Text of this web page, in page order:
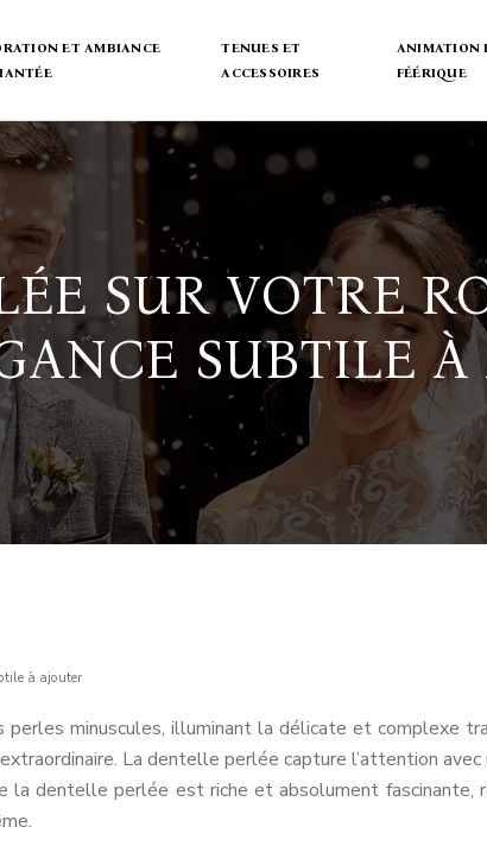
ET AMBIANCE
TENUES ET
ACCESSOIRES
ANIMATION
FÉÉRIQUE
SUR VOTRE
SUBTILE
à ajouter
perles minuscules, illuminant la délicate et complexe
La dentelle perlée capture l’attention
dentelle perlée est riche et absolument fascinante,